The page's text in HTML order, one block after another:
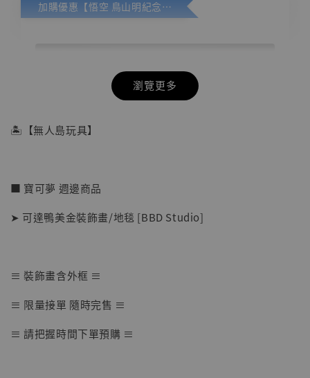
加購優惠【悟空 鳥山明紀念款 [奇蹟工作室]】
【店內現貨】七龍珠 系列蒐藏雕像 悟空 鳥山
NT$ 4,280
瀏覽更多
🏝【無人島玩具】
■ 寶可夢 週邊商品
➤ 可達鴨美金裝飾畫/地毯 [BBD Studio]
≡ 裝飾畫含外框 ≡
≡ 限量接單 隨時完售 ≡
≡ 請把握時間下單預購 ≡